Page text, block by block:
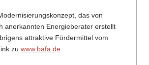
das von
anerkannten Energieberater erstellt
attraktive Fördermittel vom
zu www.bafa.de